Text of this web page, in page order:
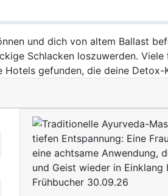
und dich von altem Ballast
Schlacken loszuwerden.
gefunden, die deine Detox-
Frühbucher 30.09.26